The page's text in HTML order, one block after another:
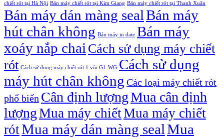
chiết rót tại Hà Nội Bán máy chiết rót tại Kim Giang Bán máy chiết rót tại Thanh Xuân
Bán máy dán màng sealBán máy
hút chân không Bán máy in date Bán máy
xoáy nắp chai Cách sử dụng máy chiết
rót Cách sử dụng máy chiết rót 1 vòi G1-WG Cách sử dụng
máy hút chân không Các loại máy chiết rót
phổ biến Cân định lượngMua cân định
lượngMua máy chiếtMua máy chiết
rótMua máy dán màng sealMua